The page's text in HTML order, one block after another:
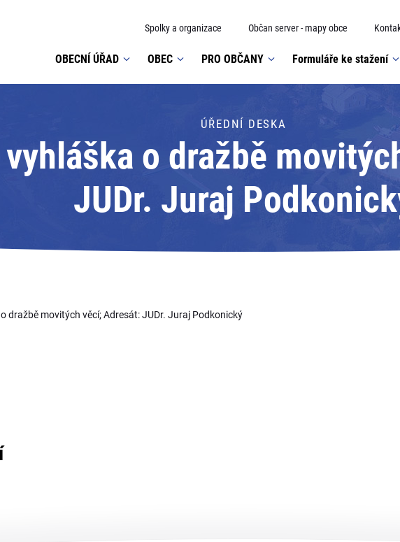
Spolky a organizace Občan server - mapy obce
OBECNÍ ÚŘAD OBEC PRO OBČANY Formuláře ke stažení
ÚŘEDNÍ DESKA
o dražbě
JUDr. Juraj
dražbě movitých věcí; Adresát: JUDr. Juraj Podkonický